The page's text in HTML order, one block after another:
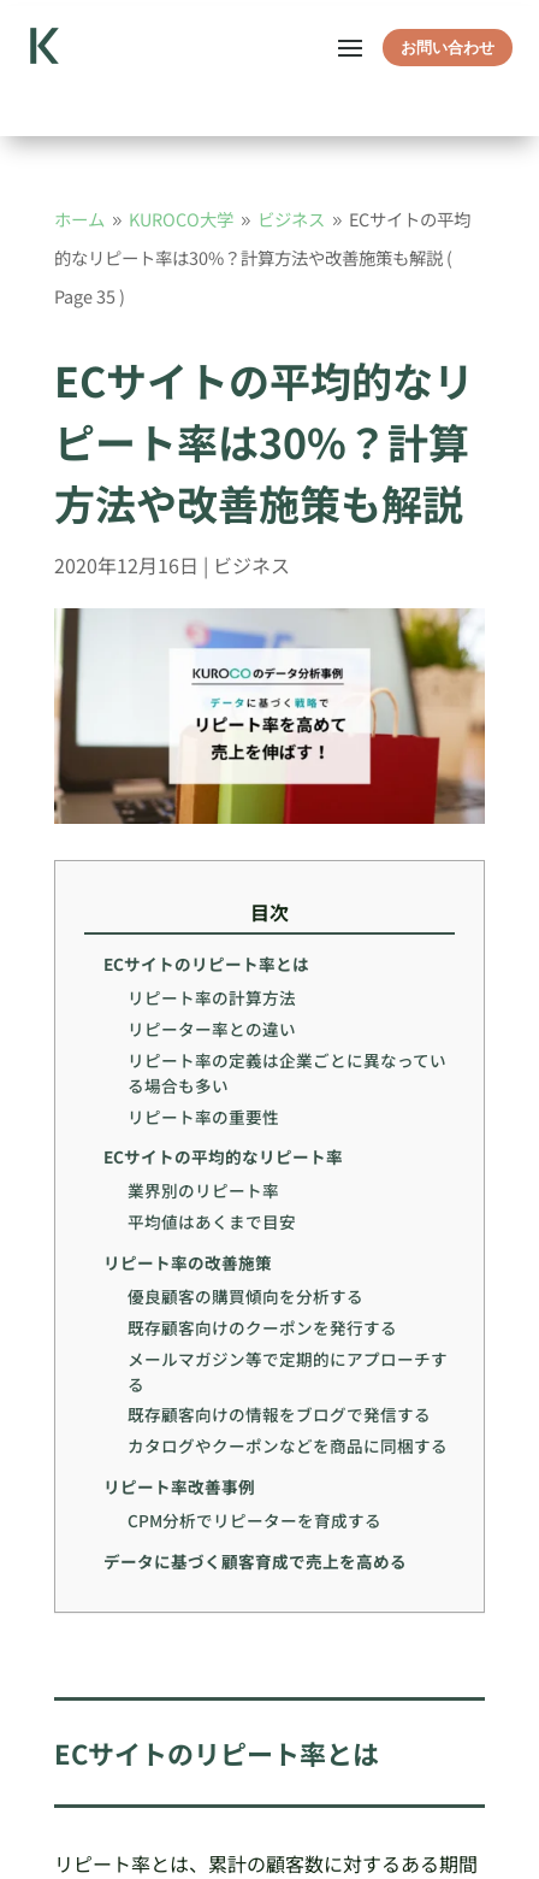
お問い合わせ
ホーム 9 KUROCO大学 9 ビジネス 9 ECサイトの平均
的なリピート率は30%？計算方法や改善施策も解説(
Page 35 )
ECサイトの平均的なリ
ピート率は30%？計算
方法や改善施策も解説
2020年12月16日 | ビジネス
目次
ECサイトのリピート率とは
リピート率の計算方法
リピーター率との違い
リピート率の定義は企業ごとに異なってい
る場合も多い
リピート率の重要性
ECサイトの平均的なリピート率
業界別のリピート率
平均値はあくまで目安
リピート率の改善施策
優良顧客の購買傾向を分析する
既存顧客向けのクーポンを発行する
メールマガジン等で定期的にアプローチす
る
既存顧客向けの情報をブログで発信する
カタログやクーポンなどを商品に同梱する
リピート率改善事例
CPM分析でリピーターを育成する
データに基づく顧客育成で売上を高める
ECサイトのリピート率とは
リピート率とは、累計の顧客数に対するある期間